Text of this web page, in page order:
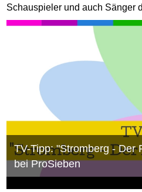
Schauspieler und auch Sänger
TV-Tipp: "Stromberg - Der
bei ProSieben